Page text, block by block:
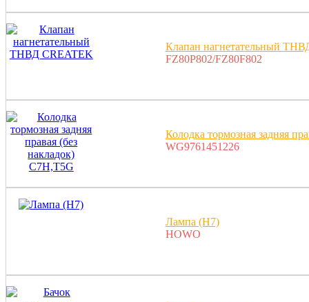
Клапан нагнетательный
FZ80P802/FZ80F802
Колодка тормозная задняя
WG9761451226
Лампа (H7)
HOWO